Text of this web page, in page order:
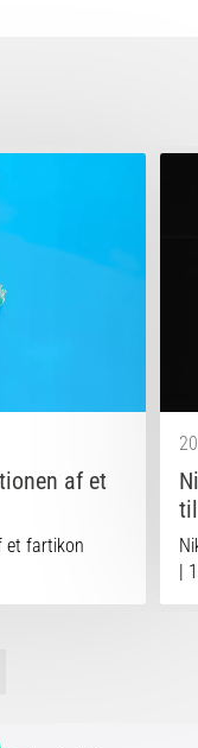
af et
et fartikon
|